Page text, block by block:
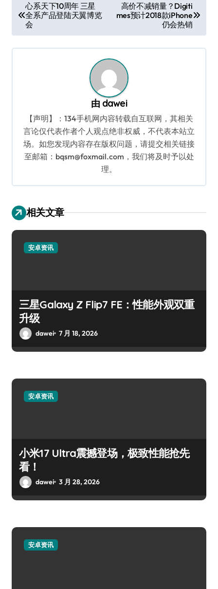
章
导
航
心系天下10周年 三星
全系产品登陆天翼博览
会
高价不减销量？Digiti
mes预计2018款iPhone
仍会热销
由 dawei
【声明】：134手机网内容转载自互联网，其相关
言论仅代表作者个人观点绝非权威，不代表本站立
场。如您发现内容存在版权问题，请提交相关链接
至邮箱：bqsm@foxmail.com，我们将及时予以处
理。
相关文章
安卓资讯
三星Galaxy Z Flip7 FE：性能外观双重
升级
dawei 7 月 18, 2026
安卓资讯
小米17 Ultra震撼登场，极致性能抢先
看！
dawei 3 月 28, 2026
安卓资讯